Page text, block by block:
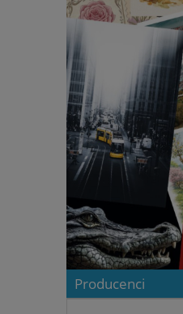
Producenci